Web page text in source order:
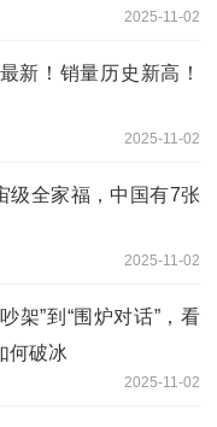
2025-11-02
新！销量历史新高！
2025-11-02
级全家福，中国有7张
2025-11-02
架”到“围炉对话”，看
何破冰
2025-11-02